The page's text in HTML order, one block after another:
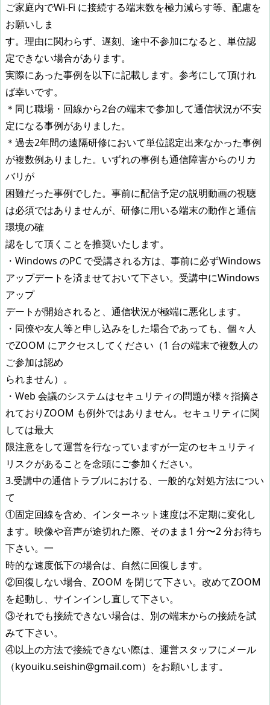
ご家庭内でWi-Fi に接続する端末数を極力減らす等、配慮を
お願いしま
す。理由に関わらず、遅刻、途中不参加になると、単位認
定できない場合があります。
実際にあった事例を以下に記載します。参考にして頂けれ
ば幸いです。
＊同じ職場・回線から2台の端末で参加して通信状況が不安
定になる事例がありました。
＊過去2年間の遠隔研修において単位認定出来なかった事例
が複数例ありました。いずれの事例も通信障害からのリカ
バリが
困難だった事例でした。事前に配信予定の説明動画の視聴
は必須ではありませんが、研修に用いる端末の動作と通信
環境の確
認をして頂くことを推奨いたします。
・Windows のPC で受講される方は、事前に必ずWindows
アップデートを済ませておいて下さい。受講中にWindows
アップ
デートが開始されると、通信状況が極端に悪化します。
・同僚や友人等と申し込みをした場合であっても、個々人
でZOOM にアクセスしてください（1 台の端末で複数人の
ご参加は認め
られません）。
・Web 会議のシステムはセキュリティの問題が様々指摘さ
れておりZOOM も例外ではありません。セキュリティに関
しては最大
限注意をして運営を行なっていますが一定のセキュリティ
リスクがあることを念頭にご参加ください。
3.受講中の通信トラブルにおける、一般的な対処方法につい
て
①固定回線を含め、インターネット速度は不定期に変化し
ます。映像や音声が途切れた際、そのまま1 分〜2 分お待ち
下さい。一
時的な速度低下の場合は、自然に回復します。
②回復しない場合、ZOOM を閉じて下さい。改めてZOOM
を起動し、サインインし直して下さい。
③それでも接続できない場合は、別の端末からの接続を試
みて下さい。
④以上の方法で接続できない際は、運営スタッフにメール
（kyouiku.seishin@gmail.com）をお願いします。